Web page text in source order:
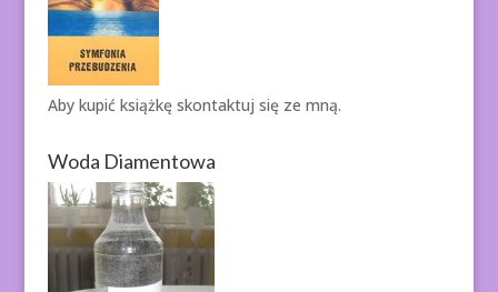
Aby kupić książkę skontaktuj się ze mną.
Woda Diamentowa